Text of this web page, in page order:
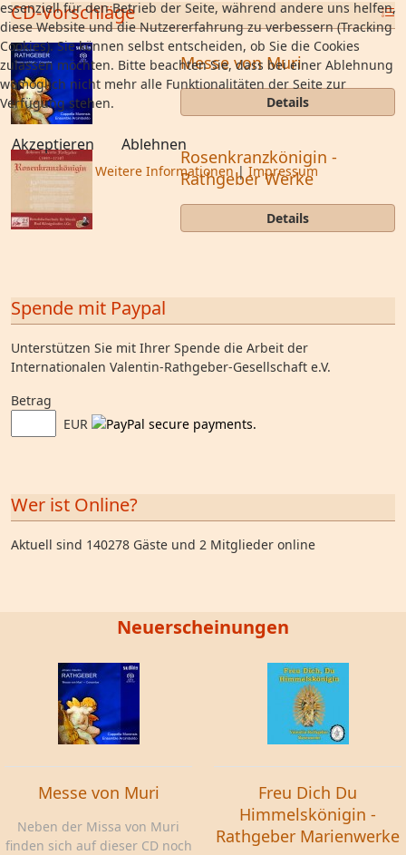
CD-Vorschläge
Messe von Muri
Details
Rosenkranzkönigin -
Rathgeber Werke
Details
Spende mit Paypal
Unterstützen Sie mit Ihrer Spende die Arbeit der
Internationalen Valentin-Rathgeber-Gesellschaft e.V.
Betrag
EUR
Wer ist Online?
Aktuell sind 140278 Gäste und 2 Mitglieder online
Neuerscheinungen
Messe von Muri
Neben der Missa von Muri
finden sich auf dieser CD noch
Freu Dich Du
Himmelskönigin -
Rathgeber Marienwerke
essenziell für den Betrieb der Seite, während andere uns helfen,
diese Website und die Nutzererfahrung zu verbessern (Tracking
Cookies). Sie können selbst entscheiden, ob Sie die Cookies
zulassen möchten. Bitte beachten Sie, dass bei einer Ablehnung
womöglich nicht mehr alle Funktionalitäten der Seite zur
Verfügung stehen.
Akzeptieren Ablehnen
Weitere Informationen| Impressum